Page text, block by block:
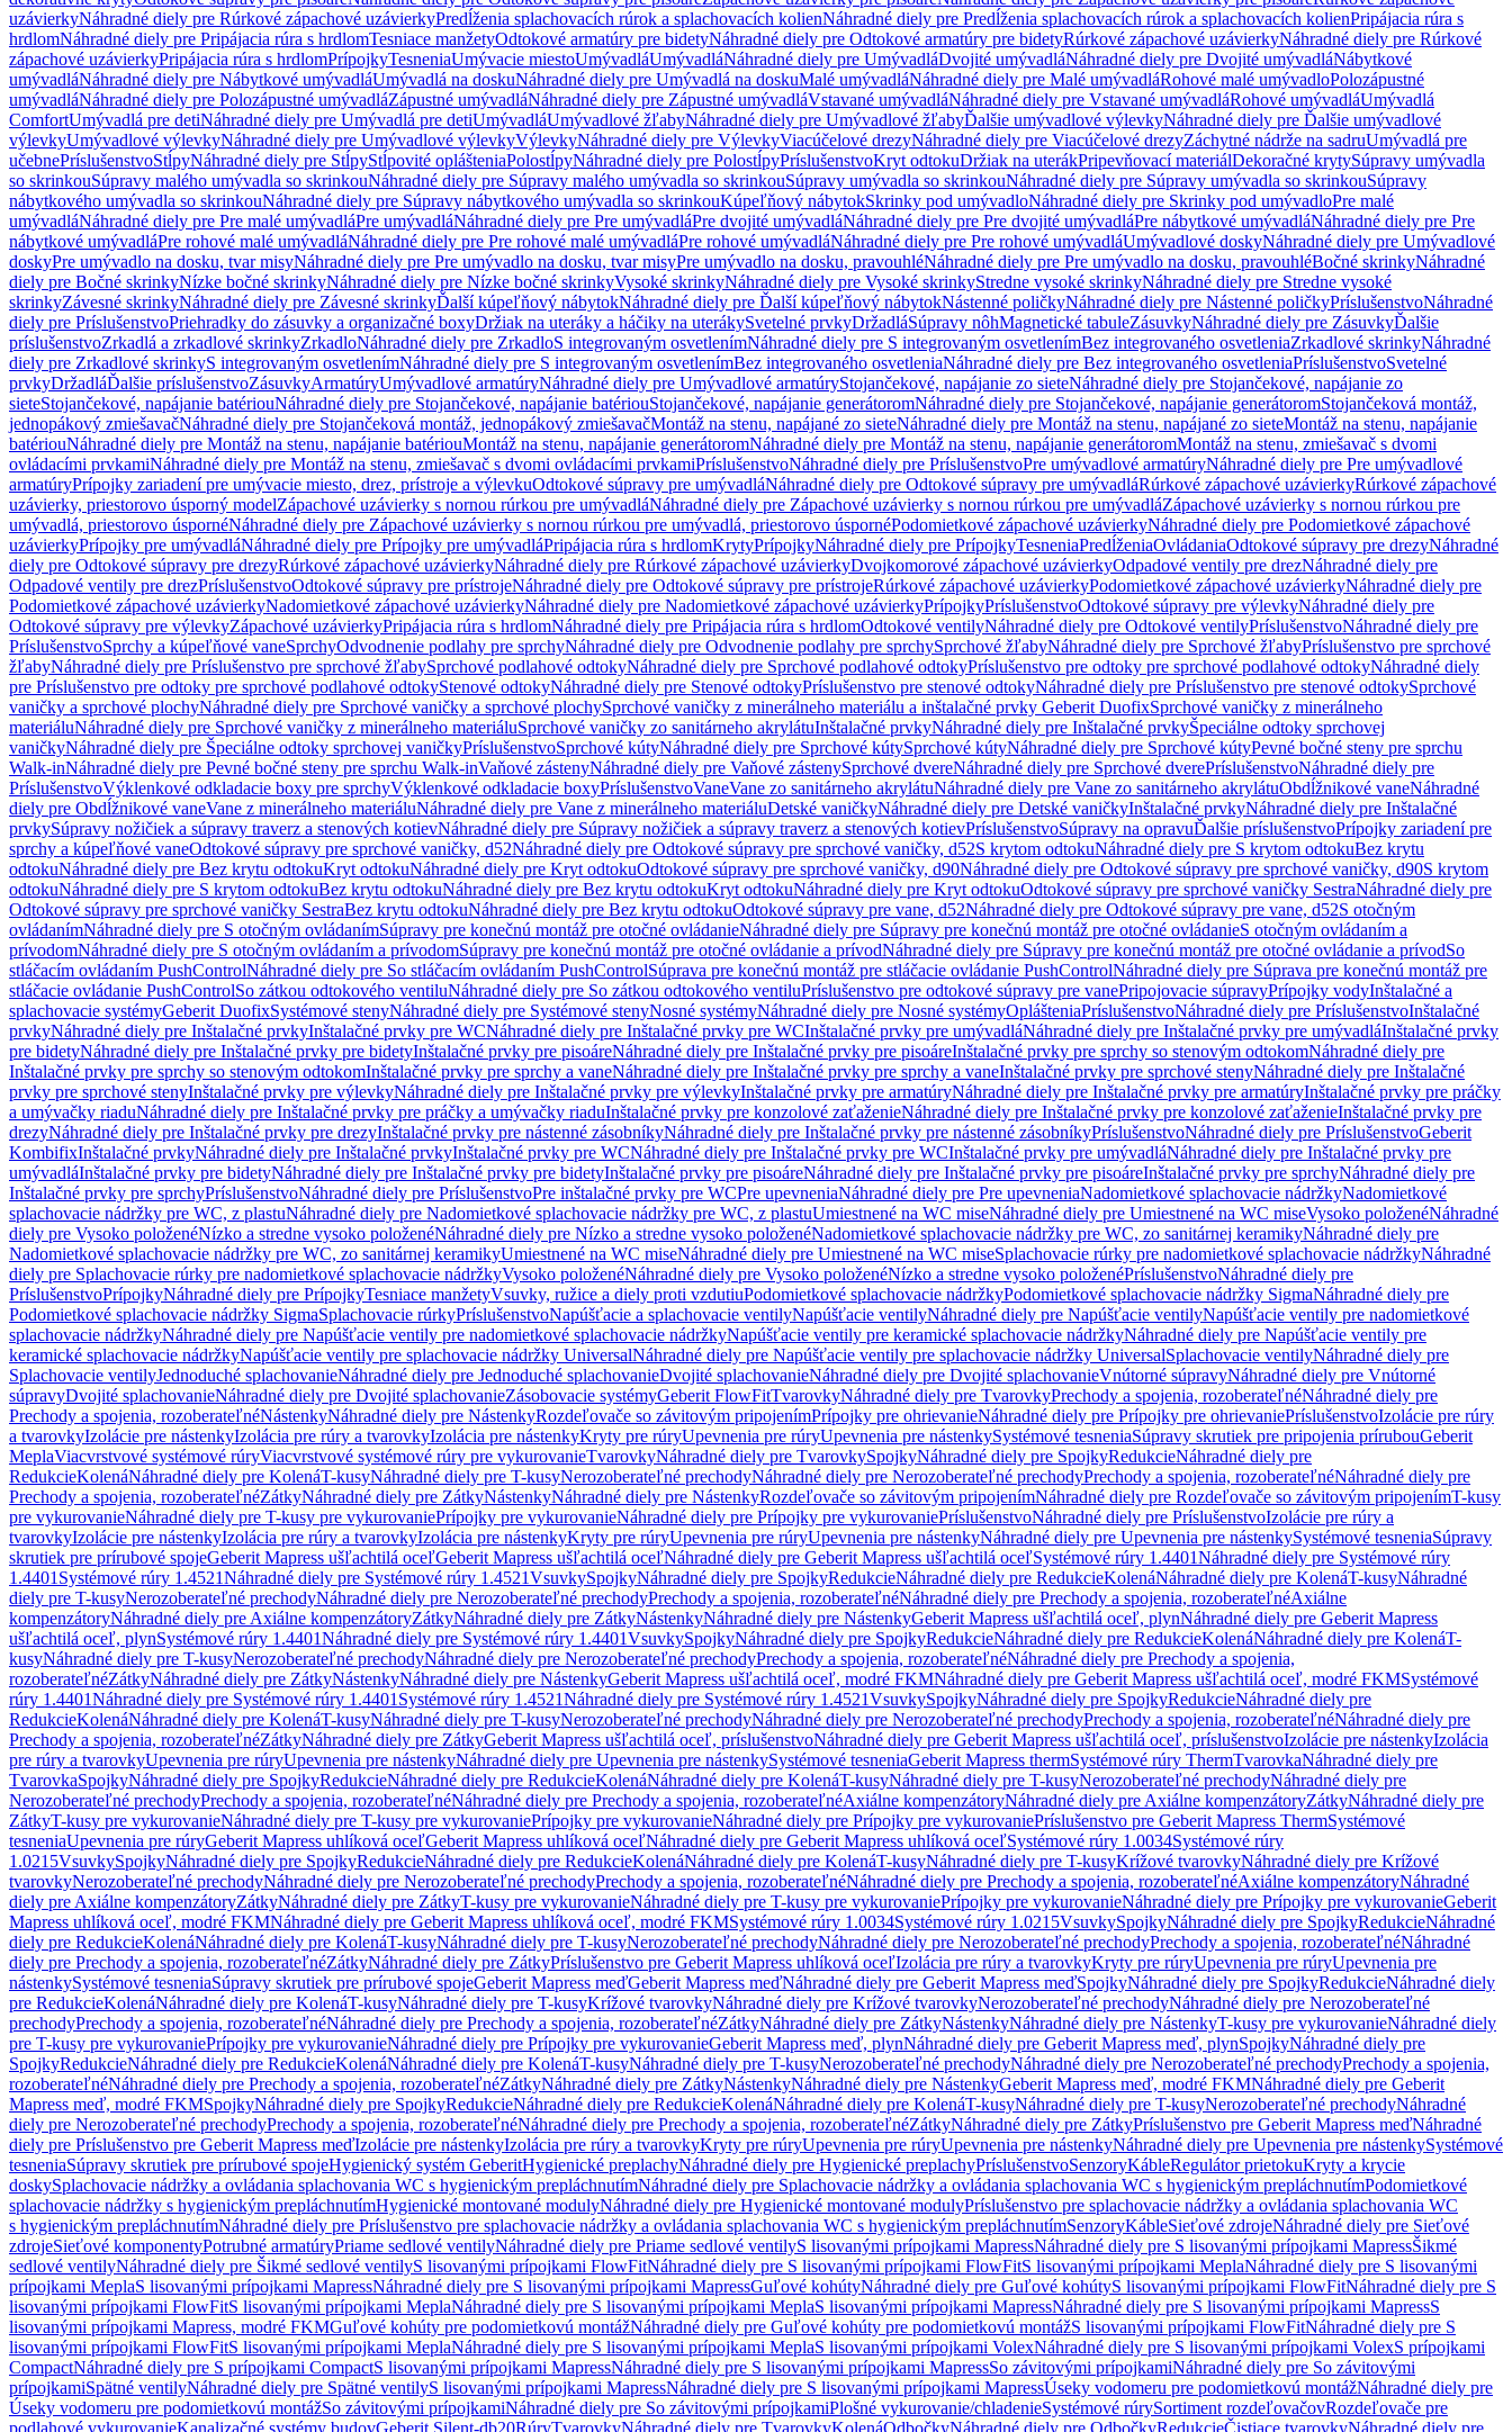
uzávierkyNáhradné diely pre Rúrkové zápachové uzávierkyPredĺženia splachovacích rúrok a splachovacích kolienNáhradné diely pre Predĺženia splachovacích rúrok a splachovacích kolienPripájacia rúra s
hrdlomNáhradné diely pre Pripájacia rúra s hrdlomTesniace manžetyOdtokové armatúry pre bidetyNáhradné diely pre Odtokové armatúry pre bidetyRúrkové zápachové uzávierkyNáhradné diely pre Rúrkové
zápachové uzávierkyPripájacia rúra s hrdlomPrípojkyTesneniaUmývacie miestoUmývadláUmývadláNáhradné diely pre UmývadláDvojité umývadláNáhradné diely pre Dvojité umývadláNábytkové
umývadláNáhradné diely pre Nábytkové umývadláUmývadlá na doskuNáhradné diely pre Umývadlá na doskuMalé umývadláNáhradné diely pre Malé umývadláRohové malé umývadloPolozápustné
umývadláNáhradné diely pre Polozápustné umývadláZápustné umývadláNáhradné diely pre Zápustné umývadláVstavané umývadláNáhradné diely pre Vstavané umývadláRohové umývadláUmývadlá
ComfortUmývadlá pre detiNáhradné diely pre Umývadlá pre detiUmývadláUmývadlové žľabyNáhradné diely pre Umývadlové žľabyĎalšie umývadlové výlevkyNáhradné diely pre Ďalšie umývadlové
výlevkyUmývadlové výlevkyNáhradné diely pre Umývadlové výlevkyVýlevkyNáhradné diely pre VýlevkyViacúčelové drezyNáhradné diely pre Viacúčelové drezyZáchytné nádrže na sadruUmývadlá pre
učebnePríslušenstvoStĺpyNáhradné diely pre StĺpyStĺpovité oplášteniaPolostĺpyNáhradné diely pre PolostĺpyPríslušenstvoKryt odtokuDržiak na uterákPripevňovací materiálDekoračné krytySúpravy umývadla
so skrinkouSúpravy malého umývadla so skrinkouNáhradné diely pre Súpravy malého umývadla so skrinkouSúpravy umývadla so skrinkouNáhradné diely pre Súpravy umývadla so skrinkouSúpravy
nábytkového umývadla so skrinkouNáhradné diely pre Súpravy nábytkového umývadla so skrinkouKúpeľňový nábytokSkrinky pod umývadloNáhradné diely pre Skrinky pod umývadloPre malé
umývadláNáhradné diely pre Pre malé umývadláPre umývadláNáhradné diely pre Pre umývadláPre dvojité umývadláNáhradné diely pre Pre dvojité umývadláPre nábytkové umývadláNáhradné diely pre Pre
nábytkové umývadláPre rohové malé umývadláNáhradné diely pre Pre rohové malé umývadláPre rohové umývadláNáhradné diely pre Pre rohové umývadláUmývadlové doskyNáhradné diely pre Umývadlové
doskyPre umývadlo na dosku, tvar misyNáhradné diely pre Pre umývadlo na dosku, tvar misyPre umývadlo na dosku, pravouhléNáhradné diely pre Pre umývadlo na dosku, pravouhléBočné skrinkyNáhradné
diely pre Bočné skrinkyNízke bočné skrinkyNáhradné diely pre Nízke bočné skrinkyVysoké skrinkyNáhradné diely pre Vysoké skrinkyStredne vysoké skrinkyNáhradné diely pre Stredne vysoké
skrinkyZávesné skrinkyNáhradné diely pre Závesné skrinkyĎalší kúpeľňový nábytokNáhradné diely pre Ďalší kúpeľňový nábytokNástenné poličkyNáhradné diely pre Nástenné poličkyPríslušenstvoNáhradné
diely pre PríslušenstvoPriehradky do zásuvky a organizačné boxyDržiak na uteráky a háčiky na uterákySvetelné prvkyDržadláSúpravy nôhMagnetické tabuleZásuvkyNáhradné diely pre ZásuvkyĎalšie
príslušenstvoZrkadlá a zrkadlové skrinkyZrkadloNáhradné diely pre ZrkadloS integrovaným osvetlenímNáhradné diely pre S integrovaným osvetlenímBez integrovaného osvetleniaZrkadlové skrinkyNáhradné
diely pre Zrkadlové skrinkyS integrovaným osvetlenímNáhradné diely pre S integrovaným osvetlenímBez integrovaného osvetleniaNáhradné diely pre Bez integrovaného osvetleniaPríslušenstvoSvetelné
prvkyDržadláĎalšie príslušenstvoZásuvkyArmatúryUmývadlové armatúryNáhradné diely pre Umývadlové armatúryStojančekové, napájanie zo sieteNáhradné diely pre Stojančekové, napájanie zo
sieteStojančekové, napájanie batériouNáhradné diely pre Stojančekové, napájanie batériouStojančekové, napájanie generátoromNáhradné diely pre Stojančekové, napájanie generátoromStojančeková montáž,
jednopákový zmiešavačNáhradné diely pre Stojančeková montáž, jednopákový zmiešavačMontáž na stenu, napájané zo sieteNáhradné diely pre Montáž na stenu, napájané zo sieteMontáž na stenu, napájanie
batériouNáhradné diely pre Montáž na stenu, napájanie batériouMontáž na stenu, napájanie generátoromNáhradné diely pre Montáž na stenu, napájanie generátoromMontáž na stenu, zmiešavač s dvomi
ovládacími prvkamiNáhradné diely pre Montáž na stenu, zmiešavač s dvomi ovládacími prvkamiPríslušenstvoNáhradné diely pre PríslušenstvoPre umývadlové armatúryNáhradné diely pre Pre umývadlové
armatúryPrípojky zariadení pre umývacie miesto, drez, prístroje a výlevkuOdtokové súpravy pre umývadláNáhradné diely pre Odtokové súpravy pre umývadláRúrkové zápachové uzávierkyRúrkové zápachové
uzávierky, priestorovo úsporný modelZápachové uzávierky s nornou rúrkou pre umývadláNáhradné diely pre Zápachové uzávierky s nornou rúrkou pre umývadláZápachové uzávierky s nornou rúrkou pre
umývadlá, priestorovo úspornéNáhradné diely pre Zápachové uzávierky s nornou rúrkou pre umývadlá, priestorovo úspornéPodomietkové zápachové uzávierkyNáhradné diely pre Podomietkové zápachové
uzávierkyPrípojky pre umývadláNáhradné diely pre Prípojky pre umývadláPripájacia rúra s hrdlomKrytyPrípojkyNáhradné diely pre PrípojkyTesneniaPredĺženiaOvládaniaOdtokové súpravy pre drezyNáhradné
diely pre Odtokové súpravy pre drezyRúrkové zápachové uzávierkyNáhradné diely pre Rúrkové zápachové uzávierkyDvojkomorové zápachové uzávierkyOdpadové ventily pre drezNáhradné diely pre
Odpadové ventily pre drezPríslušenstvoOdtokové súpravy pre prístrojeNáhradné diely pre Odtokové súpravy pre prístrojeRúrkové zápachové uzávierkyPodomietkové zápachové uzávierkyNáhradné diely pre
Podomietkové zápachové uzávierkyNadomietkové zápachové uzávierkyNáhradné diely pre Nadomietkové zápachové uzávierkyPrípojkyPríslušenstvoOdtokové súpravy pre výlevkyNáhradné diely pre
Odtokové súpravy pre výlevkyZápachové uzávierkyPripájacia rúra s hrdlomNáhradné diely pre Pripájacia rúra s hrdlomOdtokové ventilyNáhradné diely pre Odtokové ventilyPríslušenstvoNáhradné diely pre
PríslušenstvoSprchy a kúpeľňové vaneSprchyOdvodnenie podlahy pre sprchyNáhradné diely pre Odvodnenie podlahy pre sprchySprchové žľabyNáhradné diely pre Sprchové žľabyPríslušenstvo pre sprchové
žľabyNáhradné diely pre Príslušenstvo pre sprchové žľabySprchové podlahové odtokyNáhradné diely pre Sprchové podlahové odtokyPríslušenstvo pre odtoky pre sprchové podlahové odtokyNáhradné diely
pre Príslušenstvo pre odtoky pre sprchové podlahové odtokyStenové odtokyNáhradné diely pre Stenové odtokyPríslušenstvo pre stenové odtokyNáhradné diely pre Príslušenstvo pre stenové odtokySprchové
vaničky a sprchové plochyNáhradné diely pre Sprchové vaničky a sprchové plochySprchové vaničky z minerálneho materiálu a inštalačné prvky Geberit DuofixSprchové vaničky z minerálneho
materiáluNáhradné diely pre Sprchové vaničky z minerálneho materiáluSprchové vaničky zo sanitárneho akrylátuInštalačné prvkyNáhradné diely pre Inštalačné prvkyŠpeciálne odtoky sprchovej
vaničkyNáhradné diely pre Špeciálne odtoky sprchovej vaničkyPríslušenstvoSprchové kútyNáhradné diely pre Sprchové kútySprchové kútyNáhradné diely pre Sprchové kútyPevné bočné steny pre sprchu
Walk-inNáhradné diely pre Pevné bočné steny pre sprchu Walk-inVaňové zástenyNáhradné diely pre Vaňové zástenySprchové dvereNáhradné diely pre Sprchové dverePríslušenstvoNáhradné diely pre
PríslušenstvoVýklenkové odkladacie boxy pre sprchyVýklenkové odkladacie boxyPríslušenstvoVaneVane zo sanitárneho akrylátuNáhradné diely pre Vane zo sanitárneho akrylátuObdĺžnikové vaneNáhradné
diely pre Obdĺžnikové vaneVane z minerálneho materiáluNáhradné diely pre Vane z minerálneho materiáluDetské vaničkyNáhradné diely pre Detské vaničkyInštalačné prvkyNáhradné diely pre Inštalačné
prvkySúpravy nožičiek a súpravy traverz a stenových kotievNáhradné diely pre Súpravy nožičiek a súpravy traverz a stenových kotievPríslušenstvoSúpravy na opravuĎalšie príslušenstvoPrípojky zariadení pre
sprchy a kúpeľňové vaneOdtokové súpravy pre sprchové vaničky, d52Náhradné diely pre Odtokové súpravy pre sprchové vaničky, d52S krytom odtokuNáhradné diely pre S krytom odtokuBez krytu
odtokuNáhradné diely pre Bez krytu odtokuKryt odtokuNáhradné diely pre Kryt odtokuOdtokové súpravy pre sprchové vaničky, d90Náhradné diely pre Odtokové súpravy pre sprchové vaničky, d90S krytom
odtokuNáhradné diely pre S krytom odtokuBez krytu odtokuNáhradné diely pre Bez krytu odtokuKryt odtokuNáhradné diely pre Kryt odtokuOdtokové súpravy pre sprchové vaničky SestraNáhradné diely pre
Odtokové súpravy pre sprchové vaničky SestraBez krytu odtokuNáhradné diely pre Bez krytu odtokuOdtokové súpravy pre vane, d52Náhradné diely pre Odtokové súpravy pre vane, d52S otočným
ovládanímNáhradné diely pre S otočným ovládanímSúpravy pre konečnú montáž pre otočné ovládanieNáhradné diely pre Súpravy pre konečnú montáž pre otočné ovládanieS otočným ovládaním a
prívodomNáhradné diely pre S otočným ovládaním a prívodomSúpravy pre konečnú montáž pre otočné ovládanie a prívodNáhradné diely pre Súpravy pre konečnú montáž pre otočné ovládanie a prívodSo
stláčacím ovládaním PushControlNáhradné diely pre So stláčacím ovládaním PushControlSúprava pre konečnú montáž pre stláčacie ovládanie PushControlNáhradné diely pre Súprava pre konečnú montáž pre
stláčacie ovládanie PushControlSo zátkou odtokového ventiluNáhradné diely pre So zátkou odtokového ventiluPríslušenstvo pre odtokové súpravy pre vanePripojovacie súpravyPrípojky vodyInštalačné a
splachovacie systémyGeberit DuofixSystémové stenyNáhradné diely pre Systémové stenyNosné systémyNáhradné diely pre Nosné systémyOplášteniaPríslušenstvoNáhradné diely pre PríslušenstvoInštalačné
prvkyNáhradné diely pre Inštalačné prvkyInštalačné prvky pre WCNáhradné diely pre Inštalačné prvky pre WCInštalačné prvky pre umývadláNáhradné diely pre Inštalačné prvky pre umývadláInštalačné prvky
pre bidetyNáhradné diely pre Inštalačné prvky pre bidetyInštalačné prvky pre pisoáreNáhradné diely pre Inštalačné prvky pre pisoáreInštalačné prvky pre sprchy so stenovým odtokomNáhradné diely pre
Inštalačné prvky pre sprchy so stenovým odtokomInštalačné prvky pre sprchy a vaneNáhradné diely pre Inštalačné prvky pre sprchy a vaneInštalačné prvky pre sprchové stenyNáhradné diely pre Inštalačné
prvky pre sprchové stenyInštalačné prvky pre výlevkyNáhradné diely pre Inštalačné prvky pre výlevkyInštalačné prvky pre armatúryNáhradné diely pre Inštalačné prvky pre armatúryInštalačné prvky pre práčky
a umývačky riaduNáhradné diely pre Inštalačné prvky pre práčky a umývačky riaduInštalačné prvky pre konzolové zaťaženieNáhradné diely pre Inštalačné prvky pre konzolové zaťaženieInštalačné prvky pre
drezyNáhradné diely pre Inštalačné prvky pre drezyInštalačné prvky pre nástenné zásobníkyNáhradné diely pre Inštalačné prvky pre nástenné zásobníkyPríslušenstvoNáhradné diely pre PríslušenstvoGeberit
KombifixInštalačné prvkyNáhradné diely pre Inštalačné prvkyInštalačné prvky pre WCNáhradné diely pre Inštalačné prvky pre WCInštalačné prvky pre umývadláNáhradné diely pre Inštalačné prvky pre
umývadláInštalačné prvky pre bidetyNáhradné diely pre Inštalačné prvky pre bidetyInštalačné prvky pre pisoáreNáhradné diely pre Inštalačné prvky pre pisoáreInštalačné prvky pre sprchyNáhradné diely pre
Inštalačné prvky pre sprchyPríslušenstvoNáhradné diely pre PríslušenstvoPre inštalačné prvky pre WCPre upevneniaNáhradné diely pre Pre upevneniaNadomietkové splachovacie nádržkyNadomietkové
splachovacie nádržky pre WC, z plastuNáhradné diely pre Nadomietkové splachovacie nádržky pre WC, z plastuUmiestnené na WC miseNáhradné diely pre Umiestnené na WC miseVysoko položenéNáhradné
diely pre Vysoko položenéNízko a stredne vysoko položenéNáhradné diely pre Nízko a stredne vysoko položenéNadomietkové splachovacie nádržky pre WC, zo sanitárnej keramikyNáhradné diely pre
Nadomietkové splachovacie nádržky pre WC, zo sanitárnej keramikyUmiestnené na WC miseNáhradné diely pre Umiestnené na WC miseSplachovacie rúrky pre nadomietkové splachovacie nádržkyNáhradné
diely pre Splachovacie rúrky pre nadomietkové splachovacie nádržkyVysoko položenéNáhradné diely pre Vysoko položenéNízko a stredne vysoko položenéPríslušenstvoNáhradné diely pre
PríslušenstvoPrípojkyNáhradné diely pre PrípojkyTesniace manžetyVsuvky, ružice a diely proti vzdutiuPodomietkové splachovacie nádržkyPodomietkové splachovacie nádržky SigmaNáhradné diely pre
Podomietkové splachovacie nádržky SigmaSplachovacie rúrkyPríslušenstvoNapúšťacie a splachovacie ventilyNapúšťacie ventilyNáhradné diely pre Napúšťacie ventilyNapúšťacie ventily pre nadomietkové
splachovacie nádržkyNáhradné diely pre Napúšťacie ventily pre nadomietkové splachovacie nádržkyNapúšťacie ventily pre keramické splachovacie nádržkyNáhradné diely pre Napúšťacie ventily pre
keramické splachovacie nádržkyNapúšťacie ventily pre splachovacie nádržky UniversalNáhradné diely pre Napúšťacie ventily pre splachovacie nádržky UniversalSplachovacie ventilyNáhradné diely pre
Splachovacie ventilyJednoduché splachovanieNáhradné diely pre Jednoduché splachovanieDvojité splachovanieNáhradné diely pre Dvojité splachovanieVnútorné súpravyNáhradné diely pre Vnútorné
súpravyDvojité splachovanieNáhradné diely pre Dvojité splachovanieZásobovacie systémyGeberit FlowFitTvarovkyNáhradné diely pre TvarovkyPrechody a spojenia, rozoberateľnéNáhradné diely pre
Prechody a spojenia, rozoberateľnéNástenkyNáhradné diely pre NástenkyRozdeľovače so závitovým pripojenímPrípojky pre ohrievanieNáhradné diely pre Prípojky pre ohrievaniePríslušenstvoIzolácie pre rúry
a tvarovkyIzolácie pre nástenkyIzolácia pre rúry a tvarovkyIzolácia pre nástenkyKryty pre rúryUpevnenia pre rúryUpevnenia pre nástenkySystémové tesneniaSúpravy skrutiek pre pripojenia prírubouGeberit
MeplaViacvrstvové systémové rúryViacvrstvové systémové rúry pre vykurovanieTvarovkyNáhradné diely pre TvarovkySpojkyNáhradné diely pre SpojkyRedukcieNáhradné diely pre
RedukcieKolenáNáhradné diely pre KolenáT-kusyNáhradné diely pre T-kusyNerozoberateľné prechodyNáhradné diely pre Nerozoberateľné prechodyPrechody a spojenia, rozoberateľnéNáhradné diely pre
Prechody a spojenia, rozoberateľnéZátkyNáhradné diely pre ZátkyNástenkyNáhradné diely pre NástenkyRozdeľovače so závitovým pripojenímNáhradné diely pre Rozdeľovače so závitovým pripojenímT-kusy
pre vykurovanieNáhradné diely pre T-kusy pre vykurovaniePrípojky pre vykurovanieNáhradné diely pre Prípojky pre vykurovaniePríslušenstvoNáhradné diely pre PríslušenstvoIzolácie pre rúry a
tvarovkyIzolácie pre nástenkyIzolácia pre rúry a tvarovkyIzolácia pre nástenkyKryty pre rúryUpevnenia pre rúryUpevnenia pre nástenkyNáhradné diely pre Upevnenia pre nástenkySystémové tesneniaSúpravy
skrutiek pre prírubové spojeGeberit Mapress ušľachtilá oceľGeberit Mapress ušľachtilá oceľNáhradné diely pre Geberit Mapress ušľachtilá oceľSystémové rúry 1.4401Náhradné diely pre Systémové rúry
1.4401 Systémové rúry 1.4521Náhradné diely pre Systémové rúry 1.4521VsuvkySpojkyNáhradné diely pre SpojkyRedukcieNáhradné diely pre RedukcieKolenáNáhradné diely pre KolenáT-kusyNáhradné
diely pre T-kusyNerozoberateľné prechodyNáhradné diely pre Nerozoberateľné prechodyPrechody a spojenia, rozoberateľnéNáhradné diely pre Prechody a spojenia, rozoberateľnéAxiálne
kompenzátoryNáhradné diely pre Axiálne kompenzátoryZátkyNáhradné diely pre ZátkyNástenkyNáhradné diely pre NástenkyGeberit Mapress ušľachtilá oceľ, plynNáhradné diely pre Geberit Mapress
ušľachtilá oceľ, plynSystémové rúry 1.4401Náhradné diely pre Systémové rúry 1.4401VsuvkySpojkyNáhradné diely pre SpojkyRedukcieNáhradné diely pre RedukcieKolenáNáhradné diely pre KolenáT-
kusyNáhradné diely pre T-kusyNerozoberateľné prechodyNáhradné diely pre Nerozoberateľné prechodyPrechody a spojenia, rozoberateľnéNáhradné diely pre Prechody a spojenia,
rozoberateľnéZátkyNáhradné diely pre ZátkyNástenkyNáhradné diely pre NástenkyGeberit Mapress ušľachtilá oceľ, modré FKMNáhradné diely pre Geberit Mapress ušľachtilá oceľ, modré FKMSystémové
rúry 1.4401Náhradné diely pre Systémové rúry 1.4401 Systémové rúry 1.4521Náhradné diely pre Systémové rúry 1.4521VsuvkySpojkyNáhradné diely pre SpojkyRedukcieNáhradné diely pre
RedukcieKolenáNáhradné diely pre KolenáT-kusyNáhradné diely pre T-kusyNerozoberateľné prechodyNáhradné diely pre Nerozoberateľné prechodyPrechody a spojenia, rozoberateľnéNáhradné diely pre
Prechody a spojenia, rozoberateľnéZátkyNáhradné diely pre ZátkyGeberit Mapress ušľachtilá oceľ, príslušenstvoNáhradné diely pre Geberit Mapress ušľachtilá oceľ, príslušenstvoIzolácie pre nástenkyIzolácia
pre rúry a tvarovkyUpevnenia pre rúryUpevnenia pre nástenkyNáhradné diely pre Upevnenia pre nástenkySystémové tesneniaGeberit Mapress thermSystémové rúry ThermTvarovkaNáhradné diely pre
TvarovkaSpojkyNáhradné diely pre SpojkyRedukcieNáhradné diely pre RedukcieKolenáNáhradné diely pre KolenáT-kusyNáhradné diely pre T-kusyNerozoberateľné prechodyNáhradné diely pre
Nerozoberateľné prechodyPrechody a spojenia, rozoberateľnéNáhradné diely pre Prechody a spojenia, rozoberateľnéAxiálne kompenzátoryNáhradné diely pre Axiálne kompenzátoryZátkyNáhradné diely pre
ZátkyT-kusy pre vykurovanieNáhradné diely pre T-kusy pre vykurovaniePrípojky pre vykurovanieNáhradné diely pre Prípojky pre vykurovaniePríslušenstvo pre Geberit Mapress ThermSystémové
tesneniaUpevnenia pre rúryGeberit Mapress uhlíková oceľGeberit Mapress uhlíková oceľNáhradné diely pre Geberit Mapress uhlíková oceľSystémové rúry 1.0034Systémové rúry
1.0215VsuvkySpojkyNáhradné diely pre SpojkyRedukcieNáhradné diely pre RedukcieKolenáNáhradné diely pre KolenáT-kusyNáhradné diely pre T-kusyKrížové tvarovkyNáhradné diely pre Krížové
tvarovkyNerozoberateľné prechodyNáhradné diely pre Nerozoberateľné prechodyPrechody a spojenia, rozoberateľnéNáhradné diely pre Prechody a spojenia, rozoberateľnéAxiálne kompenzátoryNáhradné
diely pre Axiálne kompenzátoryZátkyNáhradné diely pre ZátkyT-kusy pre vykurovanieNáhradné diely pre T-kusy pre vykurovaniePrípojky pre vykurovanieNáhradné diely pre Prípojky pre vykurovanieGeberit
Mapress uhlíková oceľ, modré FKMNáhradné diely pre Geberit Mapress uhlíková oceľ, modré FKMSystémové rúry 1.0034Systémové rúry 1.0215VsuvkySpojkyNáhradné diely pre SpojkyRedukcieNáhradné
diely pre RedukcieKolenáNáhradné diely pre KolenáT-kusyNáhradné diely pre T-kusyNerozoberateľné prechodyNáhradné diely pre Nerozoberateľné prechodyPrechody a spojenia, rozoberateľnéNáhradné
diely pre Prechody a spojenia, rozoberateľnéZátkyNáhradné diely pre ZátkyPríslušenstvo pre Geberit Mapress uhlíková oceľIzolácia pre rúry a tvarovkyKryty pre rúryUpevnenia pre rúryUpevnenia pre
nástenkySystémové tesneniaSúpravy skrutiek pre prírubové spojeGeberit Mapress meďGeberit Mapress meďNáhradné diely pre Geberit Mapress meďSpojkyNáhradné diely pre SpojkyRedukcieNáhradné diely
pre RedukcieKolenáNáhradné diely pre KolenáT-kusyNáhradné diely pre T-kusyKrížové tvarovkyNáhradné diely pre Krížové tvarovkyNerozoberateľné prechodyNáhradné diely pre Nerozoberateľné
prechodyPrechody a spojenia, rozoberateľnéNáhradné diely pre Prechody a spojenia, rozoberateľnéZátkyNáhradné diely pre ZátkyNástenkyNáhradné diely pre NástenkyT-kusy pre vykurovanieNáhradné diely
pre T-kusy pre vykurovaniePrípojky pre vykurovanieNáhradné diely pre Prípojky pre vykurovanieGeberit Mapress meď, plynNáhradné diely pre Geberit Mapress meď, plynSpojkyNáhradné diely pre
SpojkyRedukcieNáhradné diely pre RedukcieKolenáNáhradné diely pre KolenáT-kusyNáhradné diely pre T-kusyNerozoberateľné prechodyNáhradné diely pre Nerozoberateľné prechodyPrechody a spojenia,
rozoberateľnéNáhradné diely pre Prechody a spojenia, rozoberateľnéZátkyNáhradné diely pre ZátkyNástenkyNáhradné diely pre NástenkyGeberit Mapress meď, modré FKMNáhradné diely pre Geberit
Mapress meď, modré FKMSpojkyNáhradné diely pre SpojkyRedukcieNáhradné diely pre RedukcieKolenáNáhradné diely pre KolenáT-kusyNáhradné diely pre T-kusyNerozoberateľné prechodyNáhradné
diely pre Nerozoberateľné prechodyPrechody a spojenia, rozoberateľnéNáhradné diely pre Prechody a spojenia, rozoberateľnéZátkyNáhradné diely pre ZátkyPríslušenstvo pre Geberit Mapress meďNáhradné
diely pre Príslušenstvo pre Geberit Mapress meďIzolácie pre nástenkyIzolácia pre rúry a tvarovkyKryty pre rúryUpevnenia pre rúryUpevnenia pre nástenkyNáhradné diely pre Upevnenia pre nástenkySystémové
tesneniaSúpravy skrutiek pre prírubové spojeHygienický systém GeberitHygienické preplachyNáhradné diely pre Hygienické preplachyPríslušenstvoSenzoryKábleRegulátor prietokuKryty a krycie
doskySplachovacie nádržky a ovládania splachovania WC s hygienickým prepláchnutímNáhradné diely pre Splachovacie nádržky a ovládania splachovania WC s hygienickým prepláchnutímPodomietkové
splachovacie nádržky s hygienickým prepláchnutímHygienické montované modulyNáhradné diely pre Hygienické montované modulyPríslušenstvo pre splachovacie nádržky a ovládania splachovania WC
s hygienickým prepláchnutímNáhradné diely pre Príslušenstvo pre splachovacie nádržky a ovládania splachovania WC s hygienickým prepláchnutímSenzoryKábleSieťové zdrojeNáhradné diely pre Sieťové
zdrojeSieťové komponentyPotrubné armatúryPriame sedlové ventilyNáhradné diely pre Priame sedlové ventilyS lisovanými prípojkami MapressNáhradné diely pre S lisovanými prípojkami MapressŠikmé
sedlové ventilyNáhradné diely pre Šikmé sedlové ventilyS lisovanými prípojkami FlowFitNáhradné diely pre S lisovanými prípojkami FlowFitS lisovanými prípojkami MeplaNáhradné diely pre S lisovanými
prípojkami MeplaS lisovanými prípojkami MapressNáhradné diely pre S lisovanými prípojkami MapressGuľové kohútyNáhradné diely pre Guľové kohútyS lisovanými prípojkami FlowFitNáhradné diely pre S
lisovanými prípojkami FlowFitS lisovanými prípojkami MeplaNáhradné diely pre S lisovanými prípojkami MeplaS lisovanými prípojkami MapressNáhradné diely pre S lisovanými prípojkami MapressS
lisovanými prípojkami Mapress, modré FKMGuľové kohúty pre podomietkovú montážNáhradné diely pre Guľové kohúty pre podomietkovú montážS lisovanými prípojkami FlowFitNáhradné diely pre S
lisovanými prípojkami FlowFitS lisovanými prípojkami MeplaNáhradné diely pre S lisovanými prípojkami MeplaS lisovanými prípojkami VolexNáhradné diely pre S lisovanými prípojkami VolexS prípojkami
CompactNáhradné diely pre S prípojkami CompactS lisovanými prípojkami MapressNáhradné diely pre S lisovanými prípojkami MapressSo závitovými prípojkamiNáhradné diely pre So závitovými
prípojkamiSpätné ventilyNáhradné diely pre Spätné ventilyS lisovanými prípojkami MapressNáhradné diely pre S lisovanými prípojkami MapressÚseky vodomeru pre podomietkovú montážNáhradné diely pre
Úseky vodomeru pre podomietkovú montážSo závitovými prípojkamiNáhradné diely pre So závitovými prípojkamiPlošné vykurovanie/chladenieSystémové rúrySortiment rozdeľovačovRozdeľovače pre
podlahové vykurovanieKanalizačné systémy budovGeberit Silent-db20RúryTvarovkyNáhradné diely pre TvarovkyKolenáOdbočkyNáhradné diely pre OdbočkyRedukcieČistiace tvarovkyNáhradné diely pre